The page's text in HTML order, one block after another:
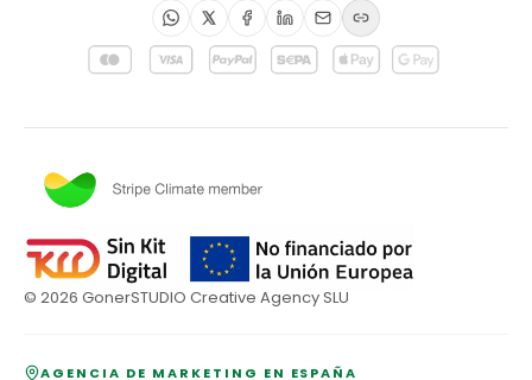
© 2026 GonerSTUDIO Creative Agency SLU
AGENCIA DE MARKETING EN ESPAÑA